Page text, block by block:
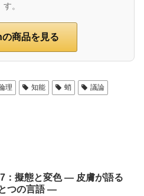
す。
商品を見る
理 知能 蛸
議論
：擬態と変色 ― 皮膚が語る
つの言語 ―